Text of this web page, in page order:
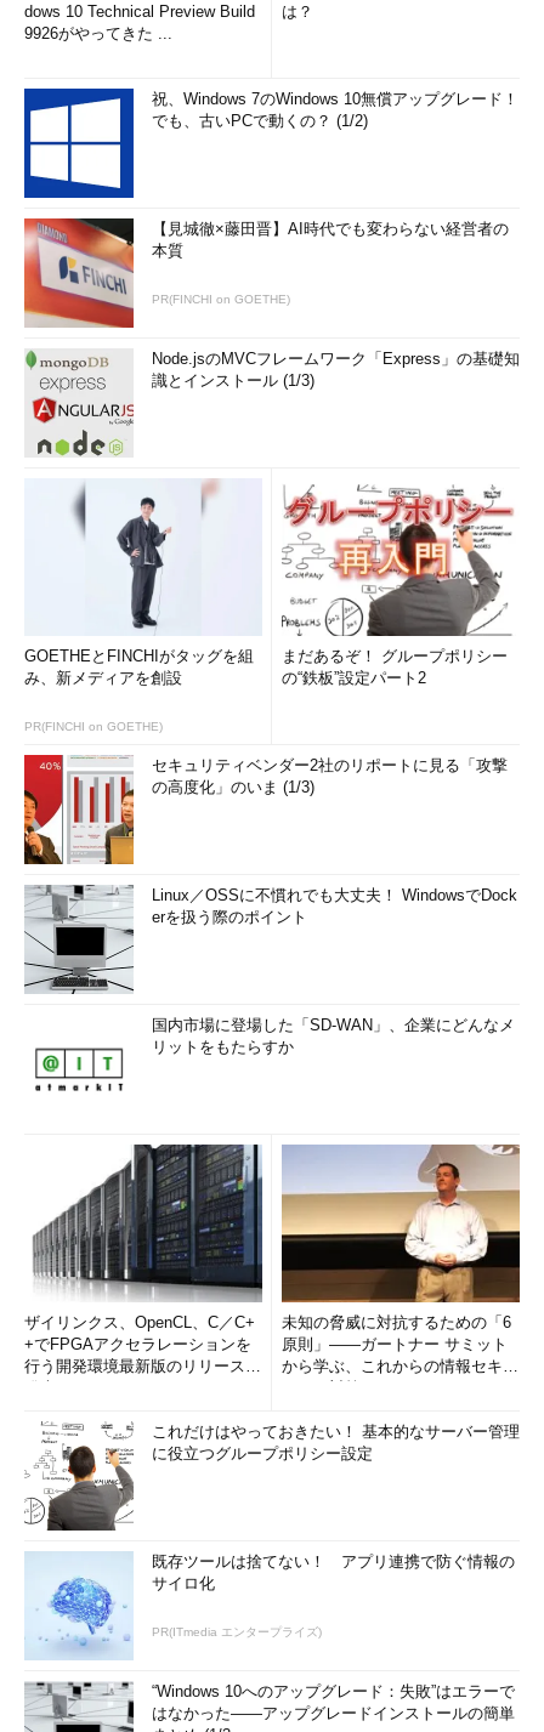
dows 10 Technical Preview Build
9926がやってきた ...
は？
祝、Windows 7のWindows 10無償アップグレード！
でも、古いPCで動くの？ (1/2)
【見城徹×藤田晋】AI時代でも変わらない経営者の
本質
PR(FINCHI on GOETHE)
Node.jsのMVCフレームワーク「Express」の基礎知
識とインストール (1/3)
GOETHEとFINCHIがタッグを組
み、新メディアを創設
PR(FINCHI on GOETHE)
まだあるぞ！ グループポリシー
の“鉄板”設定パート2
セキュリティベンダー2社のリポートに見る「攻撃
の高度化」のいま (1/3)
Linux／OSSに不慣れでも大丈夫！ WindowsでDock
erを扱う際のポイント
国内市場に登場した「SD-WAN」、企業にどんなメ
リットをもたらすか
ザイリンクス、OpenCL、C／C+
+でFPGAアクセラレーションを
行う開発環境最新版のリリースを
未知の脅威に対抗するための「6
原則」――ガートナー サミット
から学ぶ、これからの情報セキュ
これだけはやっておきたい！ 基本的なサーバー管理
に役立つグループポリシー設定
既存ツールは捨てない！ アプリ連携で防ぐ情報の
サイロ化
PR(ITmedia エンタープライズ)
“Windows 10へのアップグレード：失敗”はエラーで
はなかった――アップグレードインストールの簡単